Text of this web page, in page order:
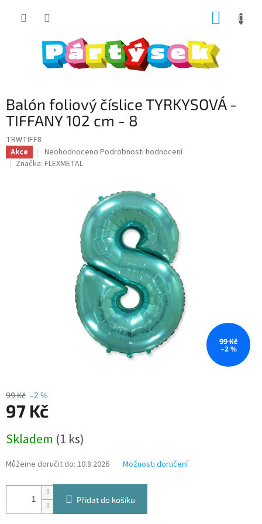
Balón foliový číslice TYRKYSOVÁ -
TIFFANY 102 cm - 8
TRWTIFF8
Akce
Průměrné
hodnocení
hvězdiček.
Neohodnoceno Podrobnosti hodnocení
Značka: FLEXMETAL
99 Kč
–2 %
99 Kč –2 %
97 Kč
cena:
Skladem (1 ks)
Můžeme doručit do: 10.8.2026 Možnosti doručení
Přidat do košíku